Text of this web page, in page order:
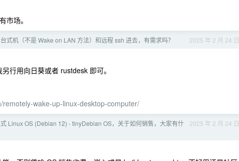
市场。
2025 年 2 月 24 日
式机（不是 Wake on LAN 方法）和远程 ssh 进去，有需求吗？
行用向日葵或者 rustdesk 即可。
wake-up-linux-desktop-computer/
2025 年 2 月 24 日
Linux OS (Debian 12) - tinyDebian OS，关于如何销售，大家有什